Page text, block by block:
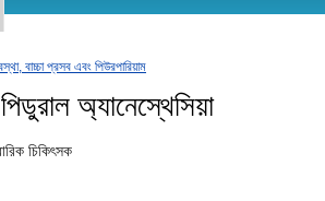
বাচ্চা প্রসব এবং পিউরপারিয়াম
অ্যানেস্থেসিয়া
চিকিৎসক